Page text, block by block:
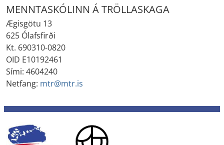
MENNTASKÓLINN Á TRÖLLASKAGA
Ægisgötu 13
625 Ólafsfirði
Kt. 690310-0820
OID E10192461
Sími: 4604240
Netfang: mtr@mtr.is